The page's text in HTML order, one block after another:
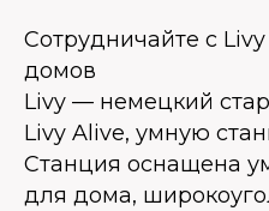
Сотрудничайте с
домов
Livy — немецкий
Livy Alive, умную
Станция оснащена
для дома,